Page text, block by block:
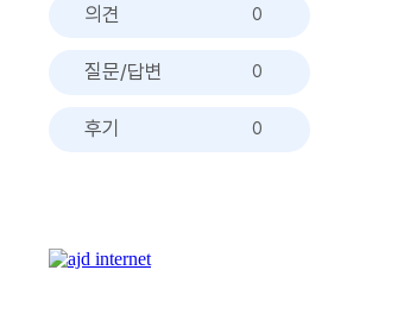
의견 0
질문/답변 0
후기 0